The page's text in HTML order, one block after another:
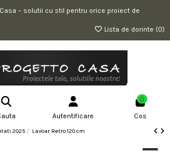
– solutii cu stil pentru orice proiect de
Lista de dorinte (0)
Autentificare
0
Cos
2025 Lavoar Retro 120 cm